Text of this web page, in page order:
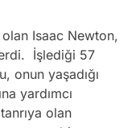
Isaac Newton,
İşlediği 57
onun yaşadığı
yardımcı
olan